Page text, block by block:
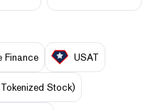
Finance USAT
Stock)